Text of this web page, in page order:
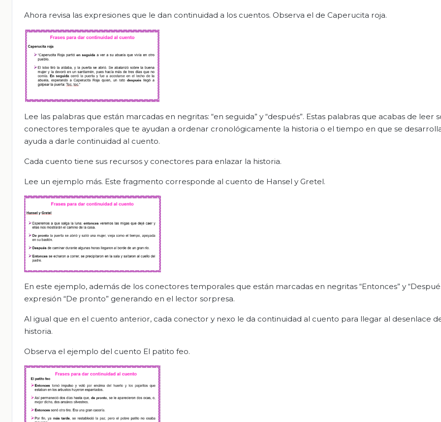
Ahora revisa las expresiones que le dan continuidad a los cuentos. Observa el de Caperucita roja.
Lee las palabras que están marcadas en negritas: “en seguida” y “después”. Estas palabras que acabas de leer
conectores temporales que te ayudan a ordenar cronológicamente la historia o el tiempo en que se
ayuda a darle continuidad al cuento.
Cada cuento tiene sus recursos y conectores para enlazar la historia.
Lee un ejemplo más. Este fragmento corresponde al cuento de Hansel y Gretel.
En este ejemplo, además de los conectores temporales que están marcadas en negritas “Entonces” y
expresión “De pronto” generando en el lector sorpresa.
Al igual que en el cuento anterior, cada conector y nexo le da continuidad al cuento para llegar al desenlace
historia.
Observa el ejemplo del cuento El patito feo.